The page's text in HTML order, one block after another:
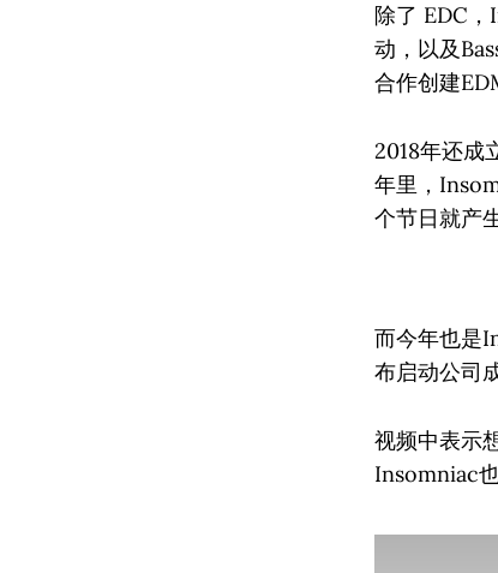
除了 EDC
动，以及
合作创建
2018年还成
年里，
个节日就产
而今年也是
布启动公司
视频中表示
Insomniac